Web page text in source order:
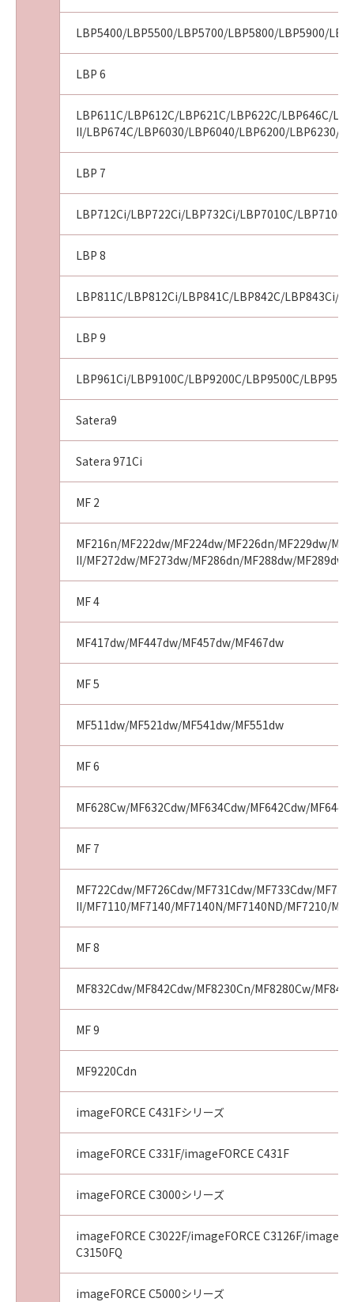
９．契約期間
(1) 本契約書は、お客様が、『同意』を示す下
記のボタンをクリックした時点、または「本ソ
フトウェア」を使用した時点で発効し、下記(2)
または(3)により終了されるまで有効に存続しま
(2) お客様は、「本ソフトウェア」およびその
り、本契約書を終了させることができます。
(4) お客様は、上記(3)によって本契約書が終了
した場合、速やかに、「本ソフトウェア」およ
びその複製物のすべてを廃棄または消去するも
のとします。
(5) 上記にかかわらず、本契約書第2条、第4条
から第7条まで、第8条第4項および第10条の規
定は、本契約書の終了後も効力を有します。
10．U.S. GOVERNMENT RESTRICTED RIGHTS
“米国政府エンドユーザー”とは、米国政府の機
用されます：The SOFTWARE is a "commercial
item," as that term is defined at 48 C.F.R.
2.101 (Oct 1995), consisting of "commercial
computer software" and "commercial
computer software documentation," as such
terms are used in 48 C.F.R. 12.212 (Sept 1995).
Consistent with 48 C.F.R. 12.212 and 48 C.F.R.
227.7202-1 through 227.7202-4 (June 1995),
all U.S. Government End Users shall acquire
the SOFTWARE with only those rights set
forth herein. Manufacturer is Canon Inc./30-2,
Shimomaruko 3-chome, Ohta-ku, Tokyo 146-
本条項中で使用される"the SOFTWARE"とは、
本契約書中で定義される「本ソフトウェア」を
11．分離可能性
本契約書のいずれかの条項またはその一部が法
律により無効であると決定された場合でも、そ
の他の条項は完全に有効に存続するものとしま
す。
以 上
キヤノン株式会社
LBP5400/LBP5500/LBP5700/LBP5800/LBP5900/
LBP 6
LBP611C/LBP612C/LBP621C/LBP622C/LBP646C/
II/LBP674C/LBP6030/LBP6040/LBP6200/LBP6230/
LBP 7
LBP712Ci/LBP722Ci/LBP732Ci/LBP7010C/
LBP 8
LBP811C/LBP812Ci/LBP841C/LBP842C/LBP843Ci/
LBP 9
LBP961Ci/LBP9100C/LBP9200C/LBP9500C/
Satera9
Satera 971Ci
MF 2
MF216n/MF222dw/MF224dw/MF226dn/MF229dw/
II/MF272dw/MF273dw/MF286dn/MF288dw/MF289dw
MF 4
MF417dw/MF447dw/MF457dw/MF467dw
MF 5
MF511dw/MF521dw/MF541dw/MF551dw
MF 6
MF628Cw/MF632Cdw/MF634Cdw/MF642Cdw/
MF 7
MF722Cdw/MF726Cdw/MF731Cdw/MF733Cdw/
II/MF7110/MF7140/MF7140N/MF7140ND/MF7210/
MF 8
MF832Cdw/MF842Cdw/MF8230Cn/MF8280Cw/
MF 9
MF9220Cdn
imageFORCE C431Fシリーズ
imageFORCE C331F/imageFORCE C431F
imageFORCE C3000シリーズ
imageFORCE C3022F/imageFORCE C3126F/
C3150FQ
imageFORCE C5000シリーズ